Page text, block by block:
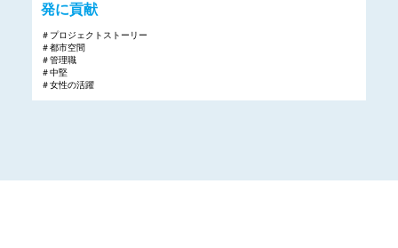
発に貢献
＃プロジェクトストーリー
＃都市空間
＃管理職
＃中堅
＃女性の活躍